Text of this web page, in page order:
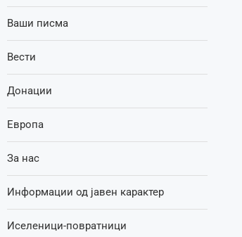
Ваши писма
Вести
Донации
Европа
За нас
Информации од јавен карактер
Иселеници-повратници